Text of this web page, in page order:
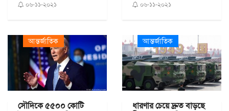
০৬-১১-২০২১ ০৬-১১-২০২১
আন্তর্জাতিক
সৌদিকে ৫৫০০ কোটি
আন্তর্জাতিক
ধারণার চেয়ে দ্রুত বাড়ছে